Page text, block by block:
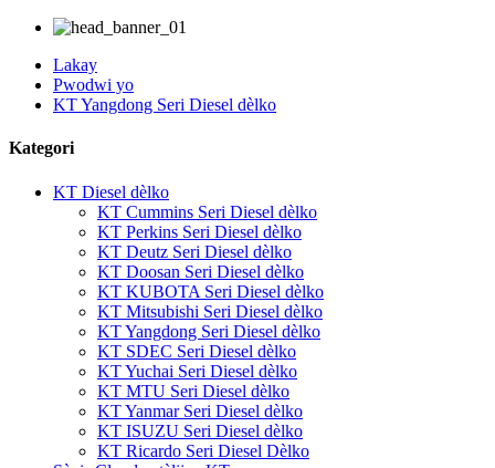
Lakay
Pwodwi yo
KT Yangdong Seri Diesel dèlko
Kategori
KT Diesel dèlko
KT Cummins Seri Diesel dèlko
KT Perkins Seri Diesel dèlko
KT Deutz Seri Diesel dèlko
KT Doosan Seri Diesel dèlko
KT KUBOTA Seri Diesel dèlko
KT Mitsubishi Seri Diesel dèlko
KT Yangdong Seri Diesel dèlko
KT SDEC Seri Diesel dèlko
KT Yuchai Seri Diesel dèlko
KT MTU Seri Diesel dèlko
KT Yanmar Seri Diesel dèlko
KT ISUZU Seri Diesel dèlko
KT Ricardo Seri Diesel Dèlko